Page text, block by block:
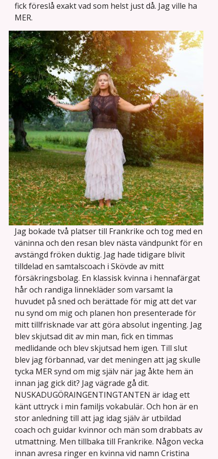
fick föreslå exakt vad som helst just då. Jag ville ha
MER.
Jag bokade två platser till Frankrike och tog med en
väninna och den resan blev nästa vändpunkt för en
avstängd fröken duktig. Jag hade tidigare blivit
tilldelad en samtalscoach i Skövde av mitt
försäkringsbolag. En klassisk kvinna i hennafärgat
hår och randiga linnekläder som varsamt la
huvudet på sned och berättade för mig att det var
nu synd om mig och planen hon presenterade för
mitt tillfrisknade var att göra absolut ingenting. Jag
blev skjutsad dit av min man, fick en timmas
medlidande och blev skjutsad hem igen. Till slut
blev jag förbannad, var det meningen att jag skulle
tycka MER synd om mig själv när jag åkte hem än
innan jag gick dit? Jag vägrade gå dit.
NUSKADUGÖRAINGENTINGTANTEN är idag ett
känt uttryck i min familjs vokabulär. Och hon är en
stor anledning till att jag idag själv är utbildad
coach och guidar kvinnor och män som drabbats av
utmattning. Men tillbaka till Frankrike. Någon vecka
innan avresa ringer en kvinna vid namn Cristina